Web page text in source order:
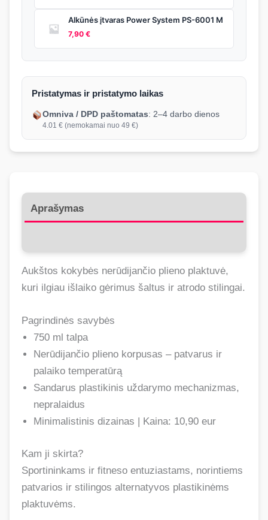
Alkūnės įtvaras Power System PS-6001 M
7,90 €
Pristatymas ir pristatymo laikas
Omniva / DPD paštomatas: 2–4 darbo dienos
4.01 € (nemokamai nuo 49 €)
Aprašymas
Aukštos kokybės nerūdijančio plieno plaktuvė,
kuri ilgiau išlaiko gėrimus šaltus ir atrodo stilingai.
Pagrindinės savybės
750 ml talpa
Nerūdijančio plieno korpusas – patvarus ir
palaiko temperatūrą
Sandarus plastikinis uždarymo mechanizmas,
nepralaidus
Minimalistinis dizainas | Kaina: 10,90 eur
Kam ji skirta?
Sportininkams ir fitneso entuziastams, norintiems
patvarios ir stilingos alternatyvos plastikinėms
plaktuvėms.